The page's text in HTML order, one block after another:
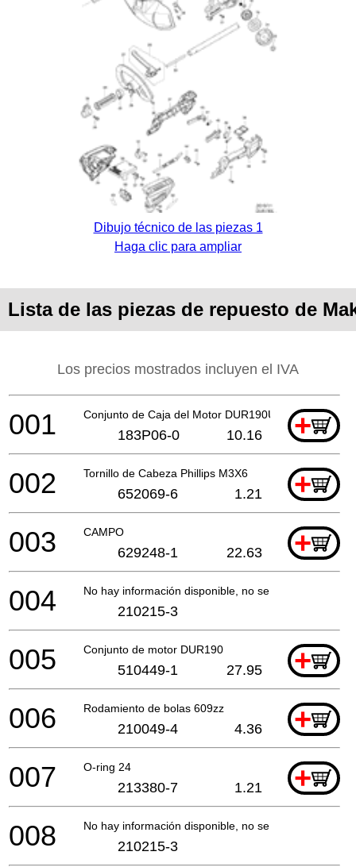
Dibujo técnico de las piezas 1
Haga clic para ampliar
Lista de las piezas de repuesto de
Los precios mostrados incluyen el IVA
Conjunto de Caja del Motor DUR190U +
001 183P06-0 10.16
Tornillo de Cabeza Phillips M3X6 +
002 652069-6 1.21
CAMPO +
003 629248-1 22.63
No hay información disponible, no se puede pedir
004 210215-3
Conjunto de motor DUR190 +
005 510449-1 27.95
Rodamiento de bolas 609zz +
006 210049-4 4.36
O-ring 24 +
007 213380-7 1.21
No hay información disponible, no se puede pedir
008 210215-3